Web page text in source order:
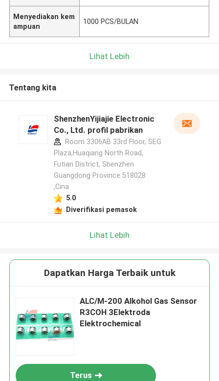
Menyediakan kem
ampuan
1000 PCS/BULAN
Lihat Lebih
Tentang kita
ShenzhenYijiajie Electronic
Co., Ltd. profil pabrikan
Room 3306AB 33rd Floor, SEG
Plaza,Huaqiang North Road,
Futian District, Shenzhen
Guangdong Province 518028
,Cina
5.0
Diverifikasi pemasok
Lihat Lebih
Dapatkan Harga Terbaik untuk
ALC/M-200 Alkohol Gas Sensor
R3COH 3Elektroda
Elektrochemical
Terus